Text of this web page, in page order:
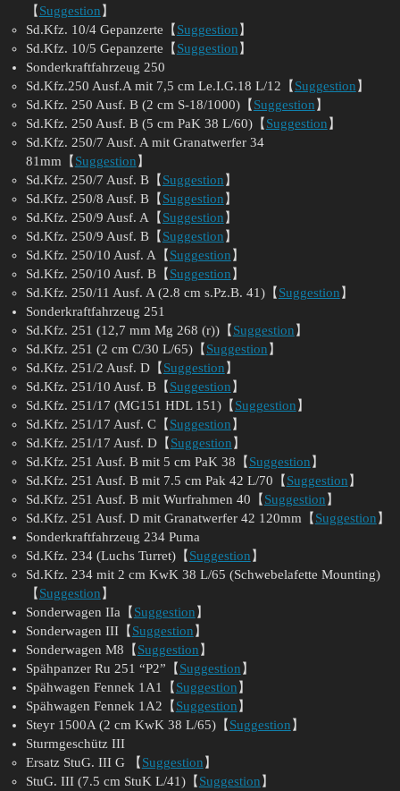
【 Suggestion 】
Sd.Kfz. 10/4 Gepanzerte【 Suggestion 】
Sd.Kfz. 10/5 Gepanzerte【 Suggestion 】
Sonderkraftfahrzeug 250
Sd.Kfz.250 Ausf.A mit 7,5 cm Le.I.G.18 L/12【 Suggestion 】
Sd.Kfz. 250 Ausf. B (2 cm S-18/1000)【 Suggestion 】
Sd.Kfz. 250 Ausf. B (5 cm PaK 38 L/60)【 Suggestion 】
Sd.Kfz. 250/7 Ausf. A mit Granatwerfer 34
81mm【 Suggestion 】
Sd.Kfz. 250/7 Ausf. B【 Suggestion 】
Sd.Kfz. 250/8 Ausf. B【 Suggestion 】
Sd.Kfz. 250/9 Ausf. A【 Suggestion 】
Sd.Kfz. 250/9 Ausf. B【 Suggestion 】
Sd.Kfz. 250/10 Ausf. A【 Suggestion 】
Sd.Kfz. 250/10 Ausf. B【 Suggestion 】
Sd.Kfz. 250/11 Ausf. A (2.8 cm s.Pz.B. 41)【 Suggestion 】
Sonderkraftfahrzeug 251
Sd.Kfz. 251 (12,7 mm Mg 268 (r))【 Suggestion 】
Sd.Kfz. 251 (2 cm C/30 L/65)【 Suggestion 】
Sd.Kfz. 251/2 Ausf. D【 Suggestion 】
Sd.Kfz. 251/10 Ausf. B【 Suggestion 】
Sd.Kfz. 251/17 (MG151 HDL 151)【 Suggestion 】
Sd.Kfz. 251/17 Ausf. C【 Suggestion 】
Sd.Kfz. 251/17 Ausf. D【 Suggestion 】
Sd.Kfz. 251 Ausf. B mit 5 cm PaK 38【 Suggestion 】
Sd.Kfz. 251 Ausf. B mit 7.5 cm Pak 42 L/70【 Suggestion 】
Sd.Kfz. 251 Ausf. B mit Wurfrahmen 40【 Suggestion 】
Sd.Kfz. 251 Ausf. D mit Granatwerfer 42 120mm【 Suggestion 】
Sonderkraftfahrzeug 234 Puma
Sd.Kfz. 234 (Luchs Turret)【 Suggestion 】
Sd.Kfz. 234 mit 2 cm KwK 38 L/65 (Schwebelafette Mounting)
【 Suggestion 】
Sonderwagen IIa【 Suggestion 】
Sonderwagen III【 Suggestion 】
Sonderwagen M8【 Suggestion 】
Spähpanzer Ru 251 “P2”【 Suggestion 】
Spähwagen Fennek 1A1【 Suggestion 】
Spähwagen Fennek 1A2【 Suggestion 】
Steyr 1500A (2 cm KwK 38 L/65)【 Suggestion 】
Sturmgeschütz III
Ersatz StuG. III G 【 Suggestion 】
StuG. III (7.5 cm StuK L/41)【 Suggestion 】